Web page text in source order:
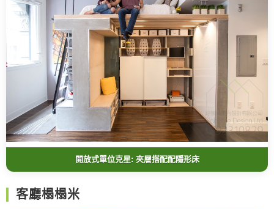
開放式單位克星: 夾層搭配配隱形床
客廳榻榻米